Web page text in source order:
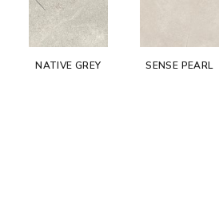
NATIVE GREY SENSE PEARL